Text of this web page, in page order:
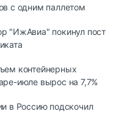
с одним паллетом
"ИжАвиа" покинул пост
контейнерных
июле вырос на 7,7%
в Россию подскочил